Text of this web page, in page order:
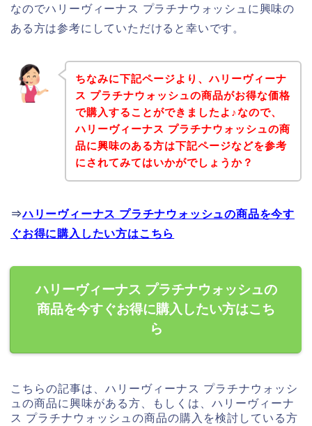
なのでハリーヴィーナス プラチナウォッシュに興味の
ある方は参考にしていただけると幸いです。
ちなみに下記ページより、ハリーヴィーナ
ス プラチナウォッシュの商品がお得な価格
で購入することができましたよ♪なので、
ハリーヴィーナス プラチナウォッシュの商
品に興味のある方は下記ページなどを参考
にされてみてはいかがでしょうか？
⇒ハリーヴィーナス プラチナウォッシュの商品を今す
ぐお得に購入したい方はこちら
ハリーヴィーナス プラチナウォッシュの
商品を今すぐお得に購入したい方はこち
ら
こちらの記事は、ハリーヴィーナス プラチナウォッシ
ュの商品に興味がある方、もしくは、ハリーヴィーナ
ス プラチナウォッシュの商品の購入を検討している方